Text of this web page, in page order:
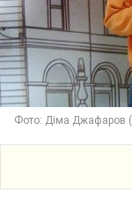
Фото: Діма Джафаров